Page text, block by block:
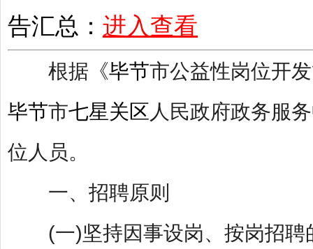
告汇总： 进入查看
根据《毕节市公益性岗位开
毕节市七星关区 人民政府政务服
位人员。
一、招聘原则
(一)坚持因事设岗、按岗招聘